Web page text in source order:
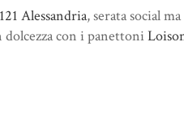
Alessandria, serata social
con i panettoni